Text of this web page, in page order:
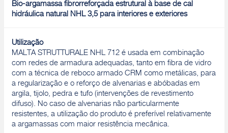
Bio-argamassa fibrorreforçada estrutural à base de cal
hidráulica natural NHL 3,5 para interiores e exteriores
Utilização
MALTA STRUTTURALE NHL 712 é usada em combinação
com redes de armadura adequadas, tanto em fibra de vidro
com a técnica de reboco armado CRM como metálicas, para
a regularização e o reforço de alvenarias e abóbadas em
argila, tijolo, pedra e tufo (intervenções de revestimento
difuso). No caso de alvenarias não particularmente
resistentes, a utilização do produto é preferível relativamente
a argamassas com maior resistência mecânica.